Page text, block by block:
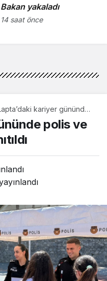
Bakan yakaladı
14 saat önce
kariyer gününde
ve itfaiye meslekleri
polis ve